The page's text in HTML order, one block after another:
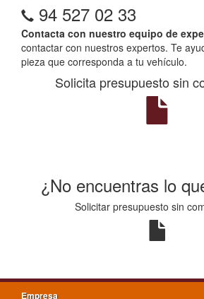
94 527 02 33
Contacta con nuestro equipo de
contactar con nuestros expertos. Te
pieza que corresponda a tu vehículo.
Solicita presupuesto sin
¿No encuentras lo
Solicitar presupuesto sin
Empresa